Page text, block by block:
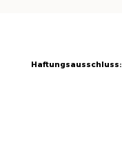
Haftungsausschluss: